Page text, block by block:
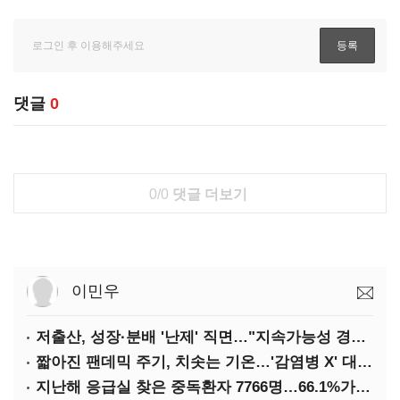
댓글 0
0/0 댓글 더보기
이민우
저출산, 성장·분배 '난제' 직면…"지속가능성 경고등"
짧아진 팬데믹 주기, 치솟는 기온…'감염병 X' 대비해야
지난해 응급실 찾은 중독환자 7766명…66.1%가 '의도적 중독'